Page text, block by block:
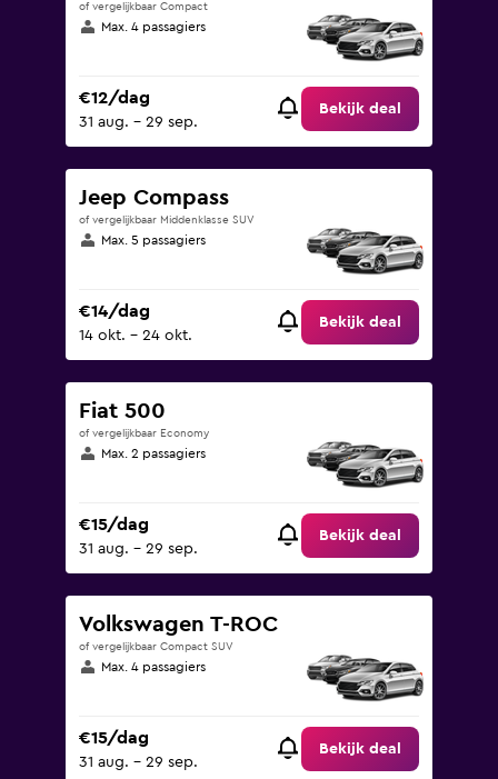
of vergelijkbaar Compact
Max. 4 passagiers
€12/dag
31 aug. - 29 sep.
Bekijk deal
Jeep Compass
of vergelijkbaar Middenklasse SUV
Max. 5 passagiers
€14/dag
14 okt. - 24 okt.
Bekijk deal
Fiat 500
of vergelijkbaar Economy
Max. 2 passagiers
€15/dag
31 aug. - 29 sep.
Bekijk deal
Volkswagen T-ROC
of vergelijkbaar Compact SUV
Max. 4 passagiers
€15/dag
31 aug. - 29 sep.
Bekijk deal